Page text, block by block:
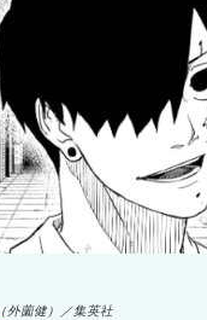
（外薗健）／集英社